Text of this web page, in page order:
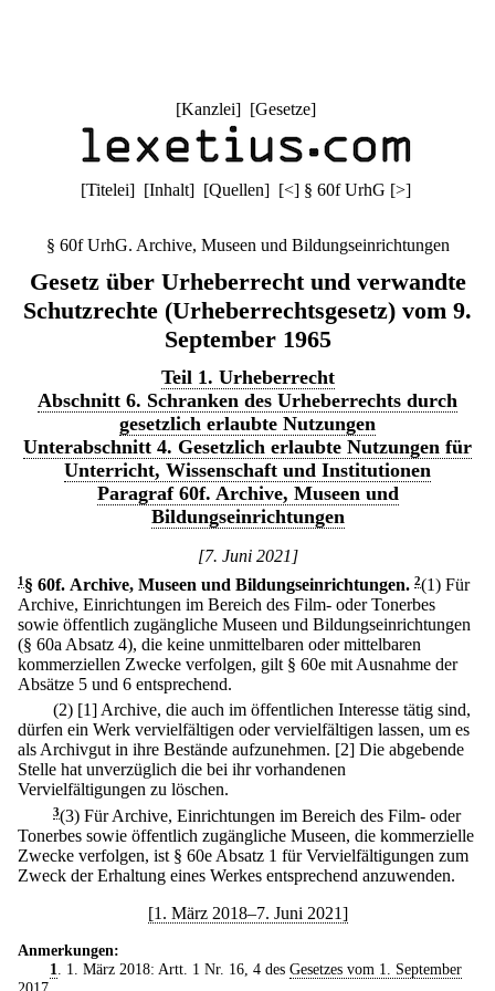
[Kanzlei] [Gesetze]
[Titelei] [Inhalt] [Quellen] [<] § 60f UrhG [>]
§ 60f UrhG. Archive, Museen und Bildungseinrichtungen
Gesetz über Urheberrecht und verwandte
Schutzrechte (Urheberrechtsgesetz) vom 9.
September 1965
Teil 1. Urheberrecht
Abschnitt 6. Schranken des Urheberrechts durch
gesetzlich erlaubte Nutzungen
Unterabschnitt 4. Gesetzlich erlaubte Nutzungen für
Unterricht, Wissenschaft und Institutionen
Paragraf 60f. Archive, Museen und
Bildungseinrichtungen
[7. Juni 2021]
1 § 60f. Archive, Museen und Bildungseinrichtungen. 2(1) Für
Archive, Einrichtungen im Bereich des Film- oder Tonerbes
sowie öffentlich zugängliche Museen und Bildungseinrichtungen
(§ 60a Absatz 4), die keine unmittelbaren oder mittelbaren
kommerziellen Zwecke verfolgen, gilt § 60e mit Ausnahme der
Absätze 5 und 6 entsprechend.
(2) [1] Archive, die auch im öffentlichen Interesse tätig sind,
dürfen ein Werk vervielfältigen oder vervielfältigen lassen, um es
als Archivgut in ihre Bestände aufzunehmen. [2] Die abgebende
Stelle hat unverzüglich die bei ihr vorhandenen
Vervielfältigungen zu löschen.
3(3) Für Archive, Einrichtungen im Bereich des Film- oder
Tonerbes sowie öffentlich zugängliche Museen, die kommerzielle
Zwecke verfolgen, ist § 60e Absatz 1 für Vervielfältigungen zum
Zweck der Erhaltung eines Werkes entsprechend anzuwenden.
[1. März 2018–7. Juni 2021]
Anmerkungen:
1
. 1. März 2018: Artt. 1 Nr. 16, 4 des Gesetzes vom 1. September
2017